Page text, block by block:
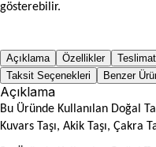
gösterebilir.
Açıklama Özellikler
Taksit Seçenekleri
Benzer
Açıklama
Bu Üründe Kullanılan Doğal
Kuvars Taşı, Akik Taşı, Çakra